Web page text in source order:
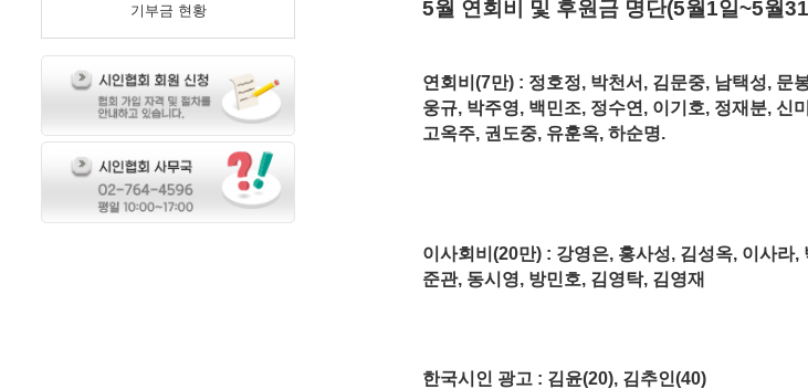
기부금 현황 5월 연회비 및 후원금 명단(5월1일~5월31
연회비(7만) : 정호정, 박천서, 김문중, 남택성, 문
웅규, 박주영, 백민조, 정수연, 이기호, 정재분, 신
고옥주, 권도중, 유훈옥, 하순명.
이사회비(20만) : 강영은, 홍사성, 김성옥, 이사라
준관, 동시영, 방민호, 김영탁, 김영재
한국시인 광고 : 김윤(20), 김추인(40)